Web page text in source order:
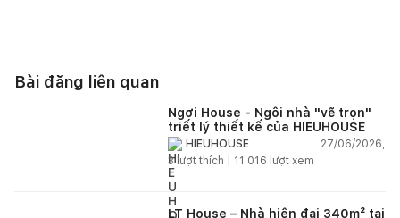
Bài đăng liên quan
Ngơi House - Ngôi nhà "vẽ trọn"
triết lý thiết kế của HIEUHOUSE
HIEUHOUSE
27/06/2026,
3lượt thích | 11.016 lượt xem
LT House – Nhà hiện đại 340m² tại